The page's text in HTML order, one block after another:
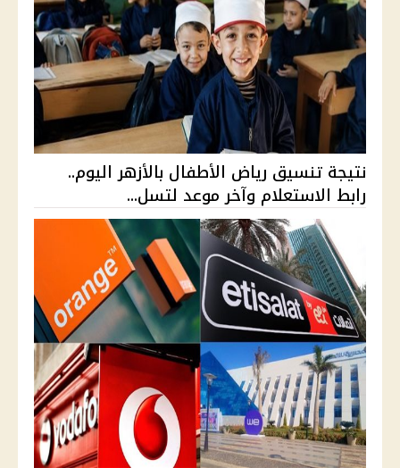
نتيجة تنسيق رياض الأطفال بالأزهر اليوم..
رابط الاستعلام وآخر موعد لتسل...